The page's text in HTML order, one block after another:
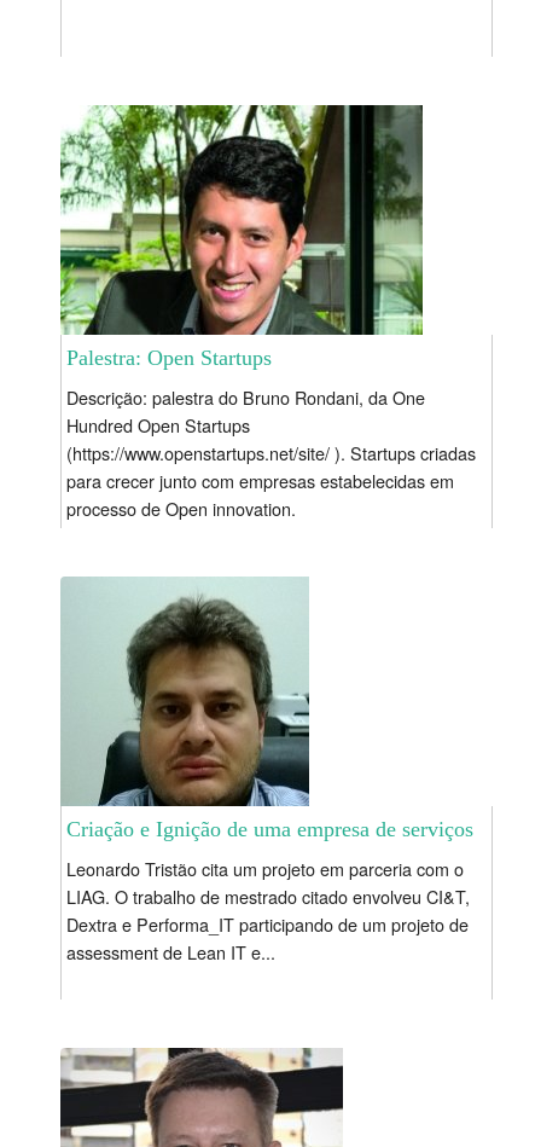
Palestra: Open Startups
Descrição: palestra do Bruno Rondani, da One
Hundred Open Startups
(https://www.openstartups.net/site/ ). Startups criadas
para crecer junto com empresas estabelecidas em
processo de Open innovation.
Criação e Ignição de uma empresa de serviços
Leonardo Tristão cita um projeto em parceria com o
LIAG. O trabalho de mestrado citado envolveu CI&T,
Dextra e Performa_IT participando de um projeto de
assessment de Lean IT e...